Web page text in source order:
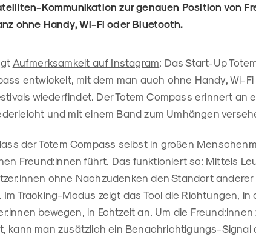
Kommunikation zur genauen Position von
ohne Handy, Wi-Fi oder Bluetooth.
Aufmerksamkeit auf Instagram: Das Start-Up
entwickelt, mit dem man auch ohne Handy, Wi-
wiederfindet. Der Totem Compass erinnert an
und mit einem Band zum Umhängen
der Totem Compass selbst in großen
Freund:innen führt. Das funktioniert so: Mittels
ohne Nachzudenken den Standort
Tracking-Modus zeigt das Tool die Richtungen, in
bewegen, in Echtzeit an. Um die Freund:innen
kann man zusätzlich ein Benachrichtigungs-Signal